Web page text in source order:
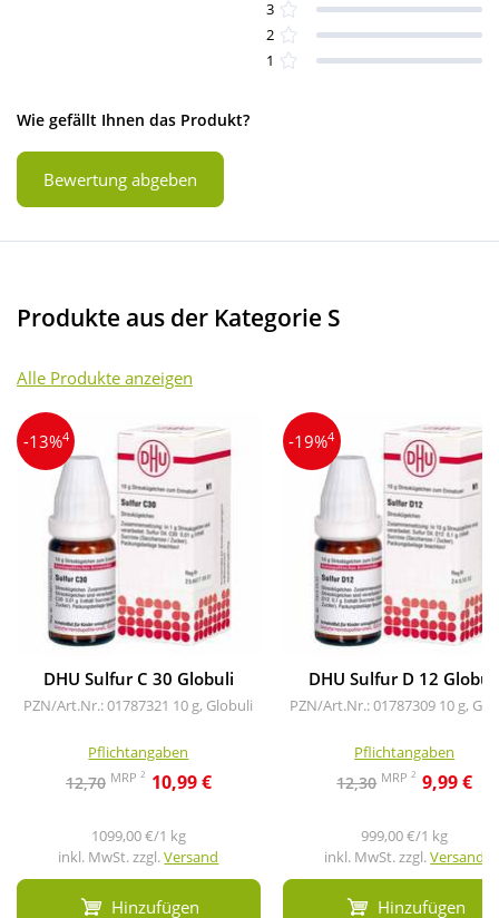
3
2
1
Wie gefällt Ihnen das Produkt?
Bewertung abgeben
Produkte aus der Kategorie S
Alle Produkte anzeigen
-13%4
DHU Sulfur C 30 Globuli
PZN/Art.Nr.: 01787321 10 g, Globuli
Pflichtangaben
12,70 MRP 2 10,99 €
1099,00 €/1 kg
inkl. MwSt. zzgl.Versand
Hinzufügen
-19%4
DHU Sulfur D 12
PZN/Art.Nr.: 01787309 10 g,
Pflichtangaben
12,30 MRP2 9,99 €
999,00 €/1 kg
inkl. MwSt. zzgl.Versand
Hinzufügen